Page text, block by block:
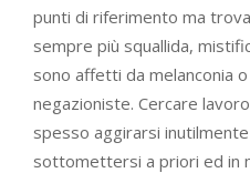
punti di riferimento ma
sempre più squallida,
sono affetti da melanconia
negazioniste. Cercare
spesso aggirarsi
sottomettersi a priori ed in